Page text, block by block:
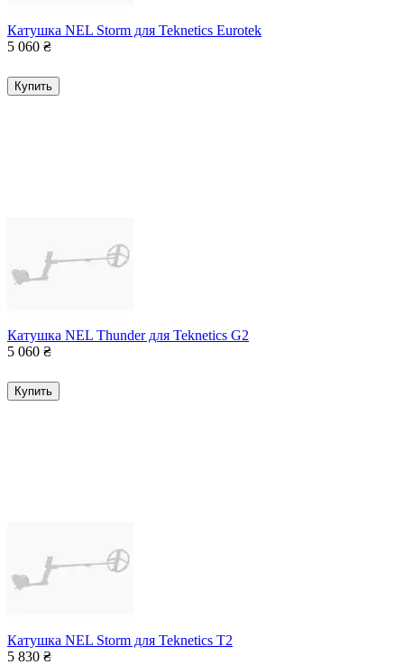
Катушка NEL Storm для Teknetics Eurotek
5 060 ₴
Купить
Катушка NEL Thunder для Teknetics G2
5 060 ₴
Купить
Катушка NEL Storm для Teknetics T2
5 830 ₴